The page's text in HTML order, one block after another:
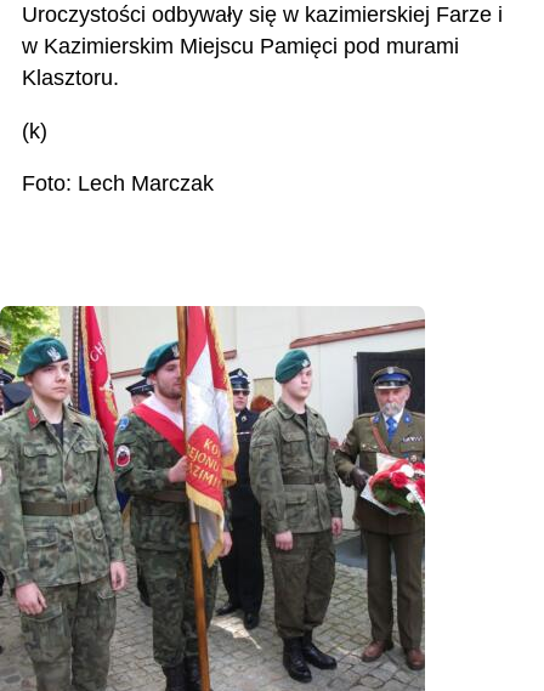
Uroczystości odbywały się w kazimierskiej Farze i
w Kazimierskim Miejscu Pamięci pod murami
Klasztoru.
(k)
Foto: Lech Marczak